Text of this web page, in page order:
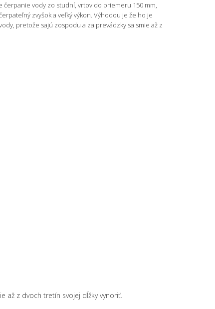
vody zo studní, vrtov do priemeru 150 mm,
zvyšok a veľký výkon. Výhodou je že ho je
pretože sajú zospodu a za prevádzky sa smie až z
až z dvoch tretín svojej dĺžky vynoriť.